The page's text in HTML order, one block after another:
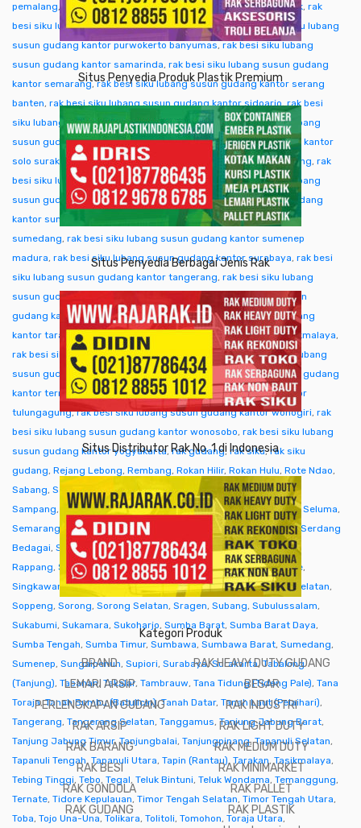
pemalang, rak besi siku lubang susun gudang kantor pontianak, rak
besi siku lubang susun gudang kantor purwakarta,rak besi siku lubang
susun gudang kantor purwokerto banyumas, rak besi siku lubang
susun gudang kantor samarinda, rak besi siku lubang susun gudang
kantor semarang,rak besi siku lubang susun gudang kantor serang
banten, rak besi siku lubang susun gudang kantor sidoarjo,rak besi
siku lubang susun gudang kantor singkawang,rak besi siku lubang
susun gudang kantor sofifi,rak besi siku lubang susun gudang kantor
solo surakarta,rak besi siku lubang susun gudang kantor sorong, rak
besi siku lubang susun gudang kantor subang,rak besi siku lubang
susun gudang kantor sukabumi,rak besi siku lubang susun gudang
kantor sumba ntt
rak besi siku lubang susun gudang kantor
sumedang, rak besi siku lubang susun gudang kantor sumenep
madura, rak besi siku lubang susun gudang kantor surabaya, rak besi
siku lubang susun gudang kantor tangerang, rak besi siku lubang
susun gudang kantor tangjung selor
rak besi siku lubang susun
gudang kantor tanjungpinang,rak besi siku lubang susun gudang
kantor tarakan, rak besi siku lubang susun gudang kantor tasikmalaya,
rak besi siku lubang susun gudang kantor tegal,rak besi siku lubang
susun gudang kantor temanggung,rak besi siku lubang susun gudang
kantor ternate tidore,rak besi siku lubang susun gudang kantor
tulungagung,rak besi siku lubang susun gudang kantor wonogiri, rak
besi siku lubang susun gudang kantor wonosobo, rak besi siku lubang
susun gudang kantor yogyakarta,rak gudang, rak siku,rak siku
gudang, Rejang Lebong, Rembang, Rokan Hilir, Rokan Hulu, Rote Ndao,
Sabang, Sabu Raijua ,Salatiga,Samarinda,Sambas,Samosir,
Sampang, Sanggau,Sarmi,Sarolangun,Sawahlunto,Sekadau,Seluma,
Semarang
Seram Bagian Barat Seram Bagian Timur,Serang,Serdang
Bedagai, Seruyan (Kuala Pembuang),Siak, Sibolga,Sidenreng
Rappang, Sidoarjo,Sigi,Sijunjung,Sikka,Simalungun,Simeulue,
Singkawang,Sinjai,Sintang,Situbondo,Sleman,Solok,Solok Selatan,
Soppeng, Sorong, Sorong Selatan, Sragen, Subang, Subulussalam,
Sukabumi, Sukamara, Sukoharjo, Sumba Barat, Sumba Barat Daya,
Sumba Tengah, Sumba Timur, Sumbawa, Sumbawa Barat, Sumedang,
Sumenep, Sungaipenuh, Supiori, Surabaya,Surakarta,Tabalong
(Tanjung), Tabanan, Takalar, Tambrauw, Tana Tidung (Tideng Pale), Tana
Toraja,Tanah Bumbu (Batulicin),Tanah Datar, Tanah Laut (Pelaihari),
Tangerang, Tangerang Selatan, Tanggamus, Tanjung Jabung Barat,
Tanjung Jabung Timur,Tanjungbalai, Tanjungpinang,Tapanuli Selatan,
Tapanuli Tengah, Tapanuli Utara, Tapin (Rantau), Tarakan,Tasikmalaya,
Tebing Tinggi, Tebo, Tegal, Teluk Bintuni, Teluk Wondama, Temanggung,
Ternate, Tidore Kepulauan, Timor Tengah Selatan, Timor Tengah Utara,
Toba, Tojo Una-Una, Tolikara, Tolitoli, Tomohon, Toraja Utara,
Situs Penyedia Produk Plastik Premium
Situs Penyedia Berbagai Jenis Rak
Situs Distributor Rak No. 1 di Indonesia
Kategori Produk
BRAND
LEMARI ARSIP
PERLENGKAPAN GUDANG
RAK ARSIP
RAK BARANG
RAK BESI
RAK GONDOLA
RAK GUDANG
RAK HEAVY DUTY GUDANG
BESAR
RAK INDUSTRI
RAK LIGHT DUTY
RAK MEDIUM DUTY
RAK MINIMARKET
RAK PALLET
RAK PLASTIK